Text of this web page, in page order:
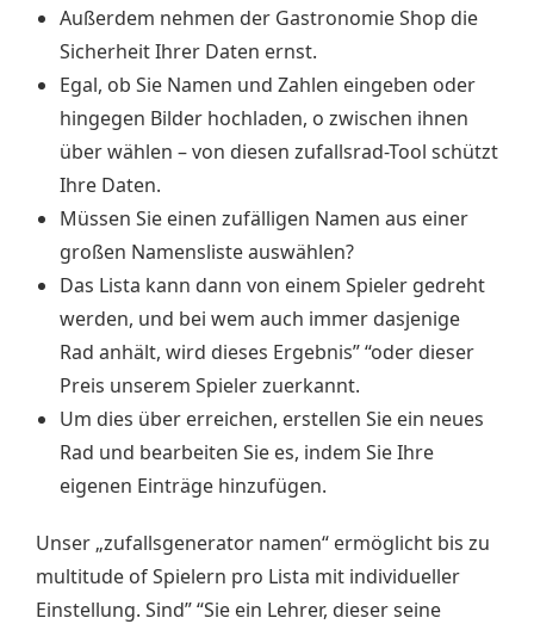
Außerdem nehmen der Gastronomie Shop die
Sicherheit Ihrer Daten ernst.
Egal, ob Sie Namen und Zahlen eingeben oder
hingegen Bilder hochladen, o zwischen ihnen
über wählen – von diesen zufallsrad-Tool schützt
Ihre Daten.
Müssen Sie einen zufälligen Namen aus einer
großen Namensliste auswählen?
Das Lista kann dann von einem Spieler gedreht
werden, und bei wem auch immer dasjenige
Rad anhält, wird dieses Ergebnis” “oder dieser
Preis unserem Spieler zuerkannt.
Um dies über erreichen, erstellen Sie ein neues
Rad und bearbeiten Sie es, indem Sie Ihre
eigenen Einträge hinzufügen.
Unser „zufallsgenerator namen“ ermöglicht bis zu
multitude of Spielern pro Lista mit individueller
Einstellung. Sind” “Sie ein Lehrer, dieser seine